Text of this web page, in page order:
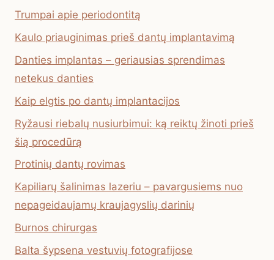
Trumpai apie periodontitą
Kaulo priauginimas prieš dantų implantavimą
Danties implantas – geriausias sprendimas
netekus danties
Kaip elgtis po dantų implantacijos
Ryžausi riebalų nusiurbimui: ką reiktų žinoti prieš
šią procedūrą
Protinių dantų rovimas
Kapiliarų šalinimas lazeriu – pavargusiems nuo
nepageidaujamų kraujagyslių darinių
Burnos chirurgas
Balta šypsena vestuvių fotografijose